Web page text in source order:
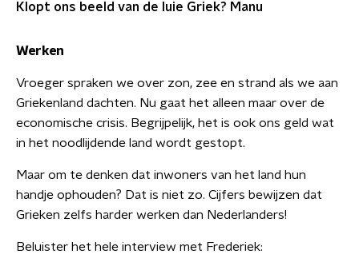
Klopt ons beeld van de luie Griek? Manu
Werken
Vroeger spraken we over zon, zee en strand als we aan
Griekenland dachten. Nu gaat het alleen maar over de
economische crisis. Begrijpelijk, het is ook ons geld wat
in het noodlijdende land wordt gestopt.
Maar om te denken dat inwoners van het land hun
handje ophouden? Dat is niet zo. Cijfers bewijzen dat
Grieken zelfs harder werken dan Nederlanders!
Beluister het hele interview met Frederiek: